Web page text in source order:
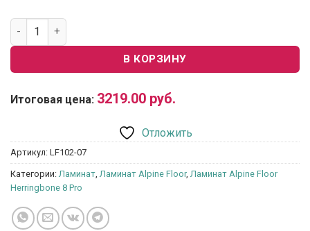
Количество товара Ламинат Alpine Floor Herringbone 8
В КОРЗИНУ
Итоговая цена: 3219.00 руб.
Отложить
Артикул: LF102-07
Категории: Ламинат Ламинат Alpine Floor, Ламинат Alpine Floor
Herringbone 8 Pro